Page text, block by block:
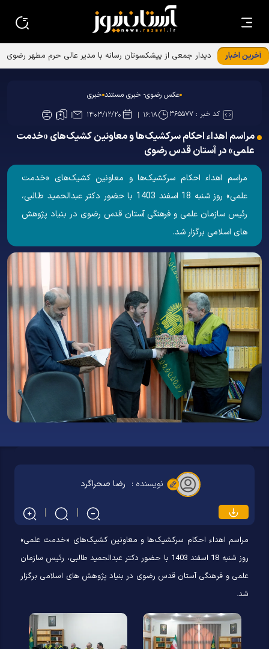
آخرین اخبار دیدار جمعی از پیشکسوتان رسانه با مدیر عالی حرم مطهر رضوی
عکس رضوی- خبری مستند خبری
کد خبر : ۳۶۵۵۷۷ ۱۶:۱۸ ۱۴۰۳/۱۲/۲۰
مراسم اهداء احکام سرکشیک‌ها و معاونین کشیک‌های «خدمت
علمی» در آستان قدس رضوی
مراسم اهداء احکام سرکشیک‌ها و معاونین کشیک‌های «خدمت
علمی» روز شنبه 18 اسفند 1403 با حضور دکتر عبدالحمید طالبی،
رئیس سازمان علمی و فرهنگی آستان قدس رضوی در بنیاد پژوهش
های اسلامی برگزار شد.
نویسنده : رضا صحراگرد
مراسم اهداء احکام سرکشیک‌ها و معاونین کشیک‌های «خدمت علمی»
روز شنبه 18 اسفند 1403 با حضور دکتر عبدالحمید طالبی، رئیس سازمان
علمی و فرهنگی آستان قدس رضوی در بنیاد پژوهش های اسلامی برگزار
شد.